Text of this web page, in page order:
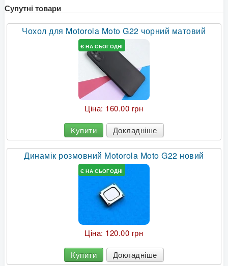
Супутні товари
Чохол для Motorola Moto G22 чорний матовий
Є НА СЬОГОДНІ
Ціна: 160.00 грн
Купити Докладніше
Динамік розмовний Motorola Moto G22 новий
Є НА СЬОГОДНІ
Ціна: 120.00 грн
Купити Докладніше